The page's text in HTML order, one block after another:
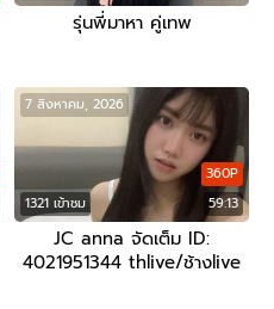
รุ่นพี่มาหา คู่เทพ
1321 เข้าชม 59:13
360P
7 สิงหาคม, 2026
JC anna จัดเต็ม ID:
4021951344 thlive/ช้างlive